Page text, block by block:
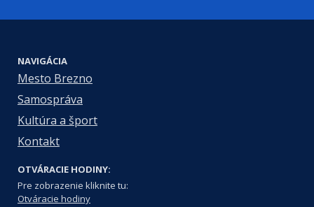
NAVIGÁCIA
Mesto Brezno
Samospráva
Kultúra a šport
Kontakt
OTVÁRACIE HODINY:
Pre zobrazenie kliknite tu:
Otváracie hodiny